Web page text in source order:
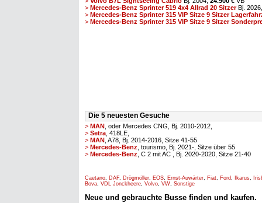
> Mercedes-Benz Sprinter 519 4x4 Allrad 20 SitzerBj.
> Mercedes-Benz Sprinter 315 VIP Sitze 9 Sitzer
> Mercedes-Benz Sprinter 315 VIP Sitze 9 Sitzer
Die 5 neuesten Gesuche
> MAN , oder Mercedes CNG, Bj. 2010-2012,
> Setra , 418LE,
> MAN , A78, Bj. 2014-2016, Sitze 41-55
> Mercedes-Benz , tourismo, Bj. 2021-, Sitze über 55
> Mercedes-Benz , C 2 mit AC , Bj. 2020-2020, Sitze 21-40
Caetano, DAF, Drögmöller, EOS, Ernst-Auwärter, Fiat, Ford, Ikarus,
Bova, VDL Jonckheere, Volvo, VW, Sonstige
Neue und gebrauchte Busse finden und kaufen.